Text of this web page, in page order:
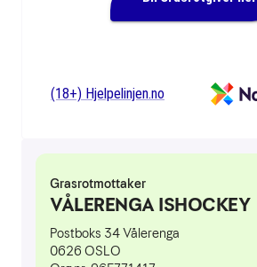
(18+) Hjelpelinjen.no